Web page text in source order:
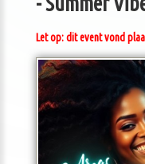
Let op: dit event vond